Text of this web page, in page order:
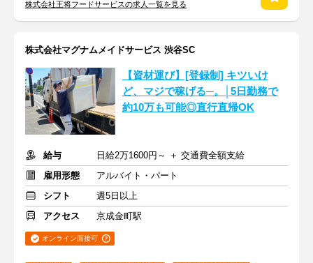
株式会社王将フードサービスの求人一覧を見る
株式会社マグナムメイドサービス 渋谷SC
【資材運び】[登録制] キツいけ
ど、マジで稼げる─。│5日勤務で
約10万も可能◎直行直帰OK
給与
日給2万1600円～ ＋ 交通費全額支給
雇用形態
アルバイト・パート
シフト
週5日以上
アクセス
京成金町駅
オンライン面接可